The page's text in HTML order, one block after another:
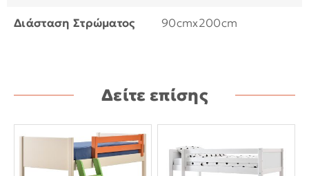
Διάσταση Στρώματος 90cmx200cm
Δείτε επίσης